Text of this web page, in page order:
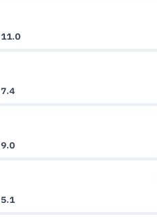
11.0
7.4
9.0
5.1